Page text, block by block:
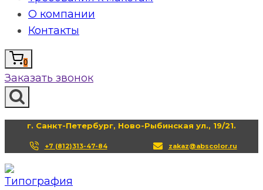
О компании
Контакты
0
Заказать звонок
г. Санкт-Петербург, Ново-Рыбинская ул., 19/21.
+7 (812)313-47-84 zakaz@abscolor.ru